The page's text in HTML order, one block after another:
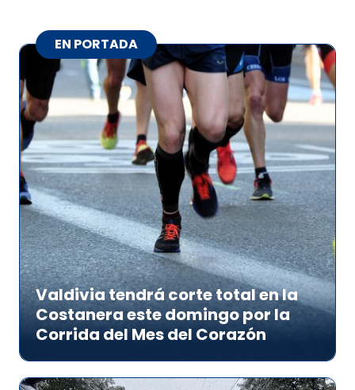
EN PORTADA
Valdivia tendrá corte total en la
Costanera este domingo por la
Corrida del Mes del Corazón